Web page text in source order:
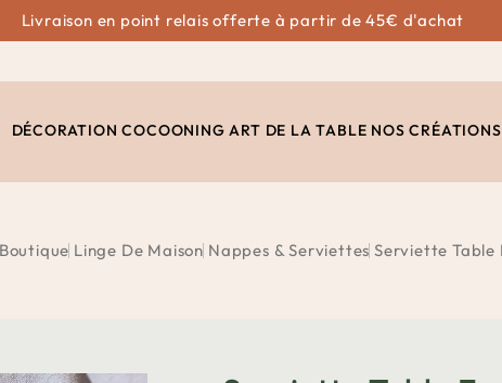
Livraison en point relais offerte à partir de 45€ d'achat
DÉCORATION COCOONING ART DE LA TABLE NOS CRÉATIONS
Linge De Maison Nappes & Serviettes Serviette Table